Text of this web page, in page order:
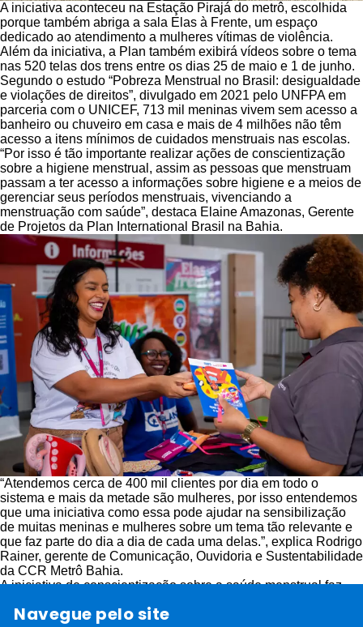
A iniciativa aconteceu na Estação Pirajá do metrô, escolhida
porque também abriga a sala Elas à Frente, um espaço
dedicado ao atendimento a mulheres vítimas de violência.
Além da iniciativa, a Plan também exibirá vídeos sobre o tema
nas 520 telas dos trens entre os dias 25 de maio e 1 de junho.
Segundo o estudo “Pobreza Menstrual no Brasil: desigualdade
e violações de direitos”, divulgado em 2021 pelo UNFPA em
parceria com o UNICEF, 713 mil meninas vivem sem acesso a
banheiro ou chuveiro em casa e mais de 4 milhões não têm
acesso a itens mínimos de cuidados menstruais nas escolas.
“Por isso é tão importante realizar ações de conscientização
sobre a higiene menstrual, assim as pessoas que menstruam
passam a ter acesso a informações sobre higiene e a meios de
gerenciar seus períodos menstruais, vivenciando a
menstruação com saúde”, destaca Elaine Amazonas, Gerente
de Projetos da Plan International Brasil na Bahia.
“Atendemos cerca de 400 mil clientes por dia em todo o
sistema e mais da metade são mulheres, por isso entendemos
que uma iniciativa como essa pode ajudar na sensibilização
de muitas meninas e mulheres sobre um tema tão relevante e
que faz parte do dia a dia de cada uma delas.”, explica Rodrigo
Rainer, gerente de Comunicação, Ouvidoria e Sustentabilidade
da CCR Metrô Bahia.
A iniciativa de conscientização sobre a saúde menstrual faz
que tem o patrocínio da Kimberly-Clark por meio da marca
Navegue pelo site